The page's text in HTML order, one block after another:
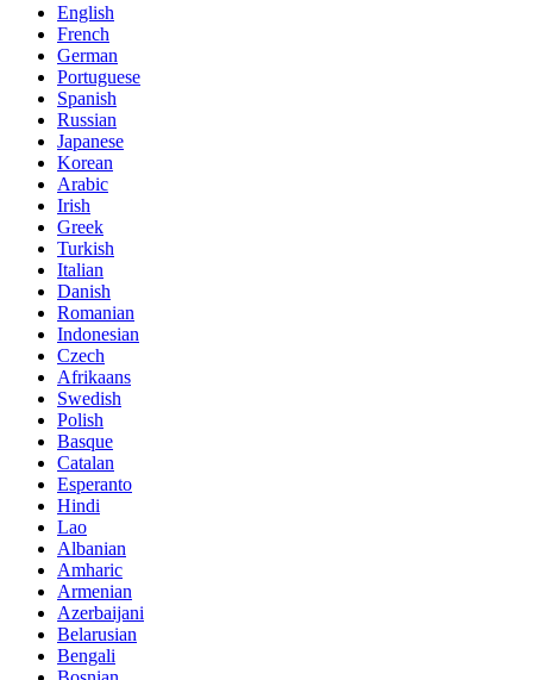
English
French
German
Portuguese
Spanish
Russian
Japanese
Korean
Arabic
Irish
Greek
Turkish
Italian
Danish
Romanian
Indonesian
Czech
Afrikaans
Swedish
Polish
Basque
Catalan
Esperanto
Hindi
Lao
Albanian
Amharic
Armenian
Azerbaijani
Belarusian
Bengali